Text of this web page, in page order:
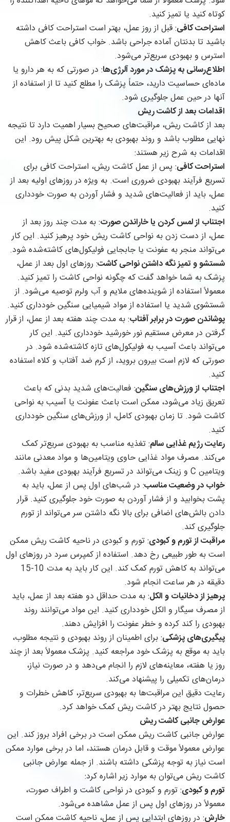
کوتاه کنید یا تمیز کنید.
استراحت کافی: قبل از روز عمل، بهتر است استراحت کافی داشته
باشید تا بدنتان آماده جراحی باشد. خواب کافی باعث کاهش
استرس و بهبودی سریع‌تر می‌شود.
اطلاع‌رسانی به پزشک در مورد آلرژی‌ها: در صورتی که به هر دارو یا
ماده‌ای حساسیت دارید، حتماً پزشک را مطلع کنید تا از استفاده از
آنها در حین عمل جلوگیری شود.
اقدامات بعد از کاشت ریش
بعد از کاشت ریش، مراقبت‌های صحیح بسیار اهمیت دارد تا نتیجه
نهایی مطلوب باشد و روند بهبودی به بهترین شکل پیش رود. این
اقدامات به شرح زیر هستند:
استراحت کافی: پس از عمل کاشت ریش، استراحت کافی برای
تسریع فرآیند بهبودی ضروری است. به ویژه در روزهای اولیه بعد از
عمل، باید از فعالیت‌های شدید و فشار آوردن به صورت خودداری
کنید.
اجتناب از لمس کردن یا خاراندن صورت: به مدت چند روز بعد از
عمل، از دست زدن به نواحی کاشت ریش خود پرهیز کنید. این کار
می‌تواند منجر به عفونت یا جابجایی فولیکول‌های کاشته‌شده شود.
شستشو و تمیز نگه داشتن نواحی کاشت: روزهای اول بعد از عمل،
پزشک به شما خواهد گفت که چگونه نواحی کاشت را تمیز کنید.
معمولاً استفاده از شوینده‌های ملایم و آب ولرم توصیه می‌شود. از
شستشوی شدید یا استفاده از مواد شیمیایی سنگین خودداری کنید.
پوشاندن صورت در برابر آفتاب: به مدت چند هفته بعد از عمل، از قرار
گرفتن در معرض مستقیم نور خورشید خودداری کنید. این کار
می‌تواند باعث آسیب به فولیکول‌های تازه کاشته‌شده شود. در
صورتی که لازم است بیرون بروید، از کرم ضد آفتاب و کلاه استفاده
کنید.
اجتناب از ورزش‌های سنگین: فعالیت‌های شدید بدنی که باعث
تعریق زیاد می‌شود، ممکن است باعث عفونت یا آسیب به نواحی
کاشت شود. تا زمان بهبودی کامل، از ورزش‌های سنگین خودداری
کنید.
رعایت رژیم غذایی سالم: تغذیه مناسب به بهبودی سریع‌تر کمک
می‌کند. مصرف مواد غذایی حاوی ویتامین‌ها و مواد معدنی مانند
ویتامین C و زینک می‌تواند در تسریع فرآیند بهبودی مفید باشد.
خواب در وضعیت مناسب: در شب‌های اول پس از عمل، باید به
پشت بخوابید و از فشار آوردن به صورت خود جلوگیری کنید. قرار
دادن بالش‌های اضافی برای بالا نگه داشتن سر می‌تواند از تورم
جلوگیری کند.
مراقبت از تورم و کبودی: تورم و کبودی در ناحیه کاشت ریش ممکن
است به طور طبیعی رخ دهد. استفاده از کمپرس سرد در روزهای اول
می‌تواند به کاهش تورم کمک کند. این کار باید به مدت 10-15
دقیقه در هر ساعت انجام شود.
پرهیز از دخانیات و الکل: به مدت حداقل دو هفته بعد از عمل، باید
از مصرف سیگار و الکل خودداری کنید. این مواد می‌توانند روند
بهبودی را کند کرده و خطر عفونت را افزایش دهند.
پیگیری‌های پزشکی: برای اطمینان از روند بهبودی و نتیجه مطلوب،
باید به موقع به پزشک خود مراجعه کنید. پزشک معمولاً بعد از چند
روز یا هفته، معاینه‌های لازم را انجام می‌دهد و در صورت نیاز،
درمان‌های تکمیلی را پیشنهاد می‌کند.
رعایت دقیق این مراقبت‌ها به بهبودی سریع‌تر، کاهش خطرات و
حصول نتایج بهتر در کاشت ریش کمک خواهد کرد.
عوارض جانبی کاشت ریش
عوارض جانبی کاشت ریش ممکن است در برخی افراد بروز کند. این
عوارض معمولاً موقت و قابل درمان هستند، اما در برخی موارد ممکن
است نیاز به توجه پزشکی داشته باشند. از جمله عوارض جانبی
کاشت ریش می‌توان به موارد زیر اشاره کرد:
تورم و کبودی: تورم و کبودی در نواحی کاشت و اطراف صورت،
معمولاً در روزهای اول پس از عمل مشاهده می‌شود.
خارش: در روزهای ابتدایی پس از عمل، ناحیه کاشت ممکن است